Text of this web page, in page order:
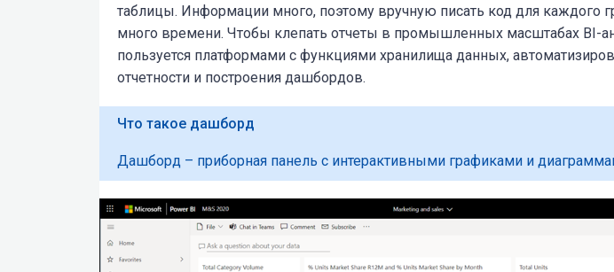
таблицы. Информации много, поэтому вручную писать код для каждого
много времени. Чтобы клепать отчеты в промышленных масштабах BI-
пользуется платформами с функциями хранилища данных,
отчетности и построения дашбордов.
Что такое дашборд
Дашборд – приборная панель с интерактивными графиками и